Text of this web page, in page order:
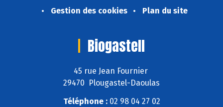
Gestion des cookies
Plan du site
Biogastell
45 rue Jean Fournier
29470 Plougastel-Daoulas
Téléphone :02 98 04 27 02